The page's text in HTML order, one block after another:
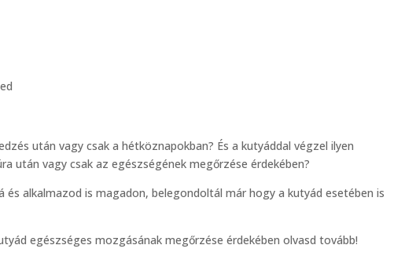
után vagy csak a hétköznapokban? És a kutyáddal végzel ilyen
után vagy csak az egészségének megőrzése érdekében?
alkalmazod is magadon, belegondoltál már hogy a kutyád esetében is
egészséges mozgásának megőrzése érdekében olvasd tovább!